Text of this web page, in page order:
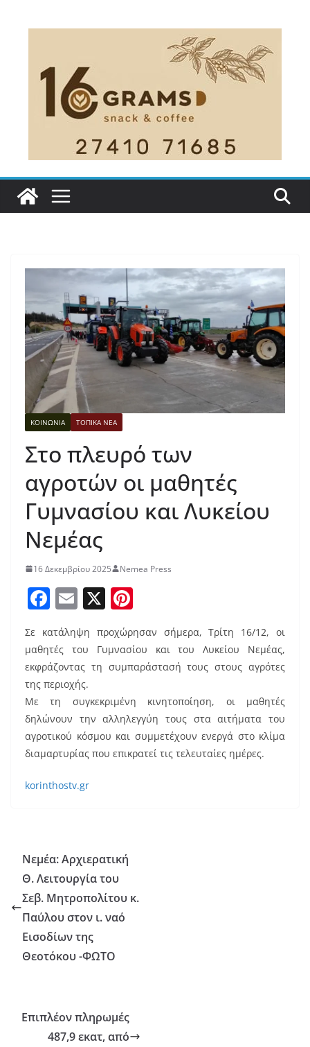
ΚΟΙΝΩΝΙΑ ΤΟΠΙΚΑ ΝΕΑ
Στο πλευρό των
αγροτών οι μαθητές
Γυμνασίου και Λυκείου
Νεμέας
16 Δεκεμβρίου 2025 Nemea Press
F
a
c
e
b
o
o
k
E
m
ai
l
X
er
e
Σε κατάληψη προχώρησαν σήμερα, Τρίτη 16/12, οι
μαθητές του Γυμνασίου και του Λυκείου Νεμέας,
εκφράζοντας τη συμπαράστασή τους στους αγρότες
της περιοχής.
Με τη συγκεκριμένη κινητοποίηση, οι μαθητές
δηλώνουν την αλληλεγγύη τους στα αιτήματα του
αγροτικού κόσμου και συμμετέχουν ενεργά στο κλίμα
διαμαρτυρίας που επικρατεί τις τελευταίες ημέρες.
korinthostv.gr
Νεμέα: Αρχιερατική
Θ. Λειτουργία του
Σεβ. Μητροπολίτου κ.
Παύλου στον ι. ναό
Εισοδίων της
Θεοτόκου -ΦΩΤΟ
Επιπλέον πληρωμές
487,9 εκατ, από